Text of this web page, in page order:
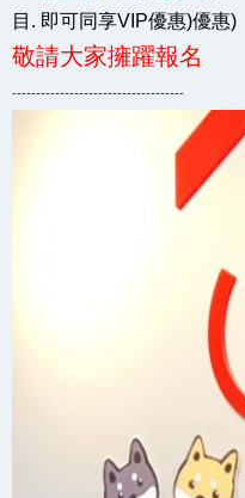
目. 即可同享VIP優惠)優惠)
敬請大家擁躍報名
------------------------------------